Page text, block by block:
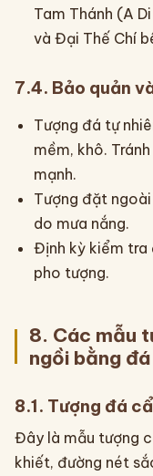
Tam Thánh (A
và Đại Thế Chí
7.4. Bảo quản
Tượng đá tự
mềm, khô.
mạnh.
Tượng đặt
do mưa nắng.
Định kỳ kiểm tra
pho tượng.
8. Các mẫu
ngồi bằng
8.1. Tượng đá
Đây là mẫu tượng
khiết, đường nét